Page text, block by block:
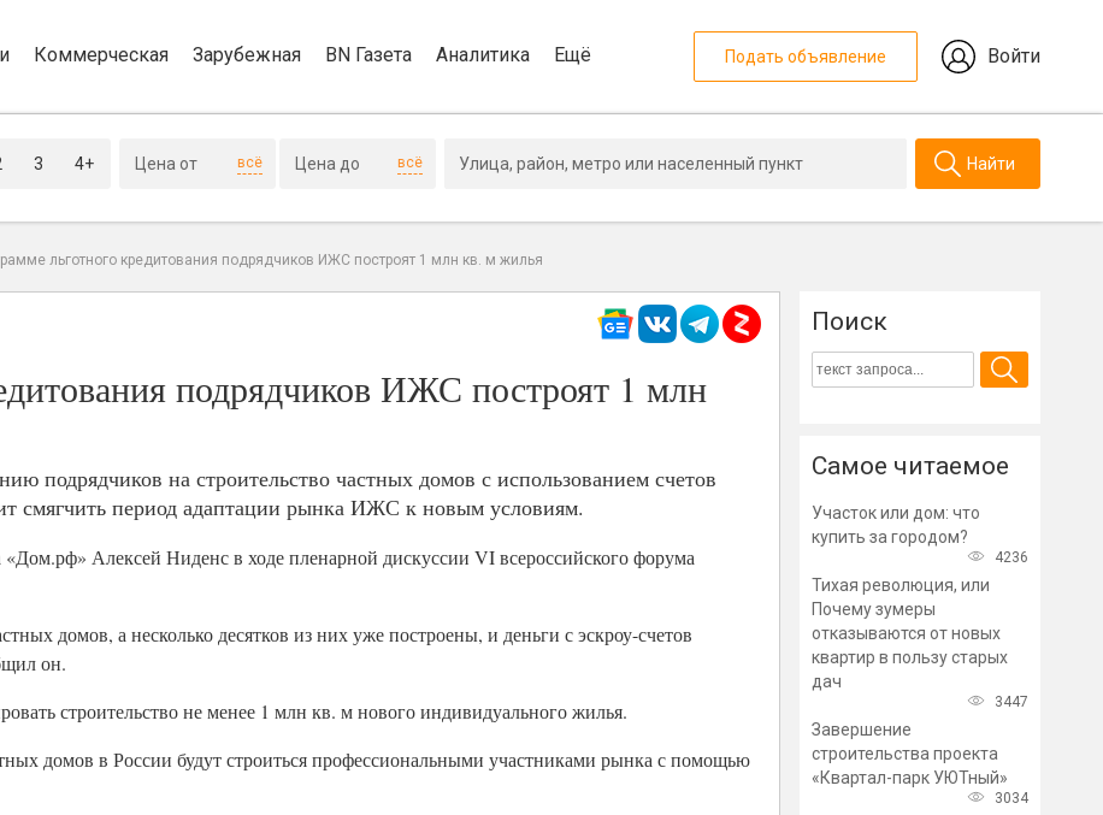
Коммерческая Зарубежная BN Газета Аналитика Ещё Подать объявление Войти
3 4+ всё всё Найти
льготного кредитования подрядчиков ИЖС построят 1 млн кв. м жилья
подрядчиков ИЖС построят 1 млн
подрядчиков на строительство частных домов с использованием счетов
смягчить период адаптации рынка ИЖС к новым условиям.
«Дом.рф» Алексей Ниденс в ходе пленарной дискуссии VI всероссийского форума
домов, а несколько десятков из них уже построены, и деньги с эскроу-счетов
он.
строительство не менее 1 млн кв. м нового индивидуального жилья.
домов в России будут строиться профессиональными участниками рынка с помощью
Поиск
Самое читаемое
Участок или дом: что
купить за городом?
4236
Тихая революция, или
Почему зумеры
отказываются от новых
квартир в пользу старых
дач
3447
Завершение
строительства проекта
«Квартал-парк УЮТный»
3034